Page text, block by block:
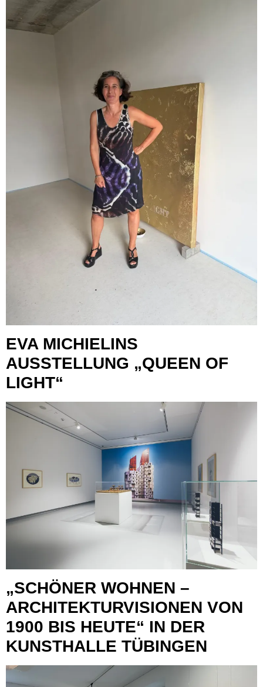
EVA MICHIELINS
AUSSTELLUNG „QUEEN OF
LIGHT“
„SCHÖNER WOHNEN –
ARCHITEKTURVISIONEN VON
1900 BIS HEUTE“ IN DER
KUNSTHALLE TÜBINGEN